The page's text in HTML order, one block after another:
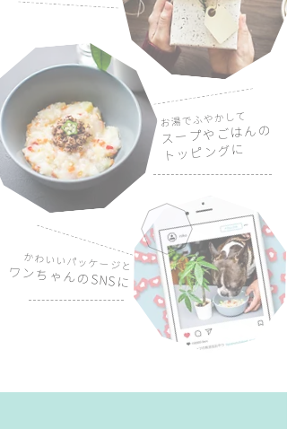
お湯でふやかして
スープやごはんの
トッピングに
かわいいパッケージと
ワンちゃんの​SNSに